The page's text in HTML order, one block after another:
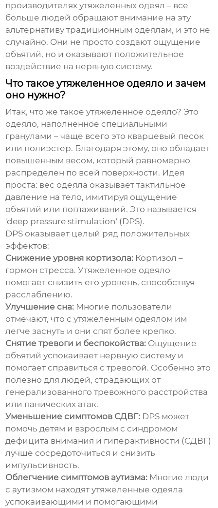
производителях утяжеленных одеял – все
больше людей обращают внимание на эту
альтернативу традиционным одеялам, и это не
случайно. Они не просто создают ощущение
объятий, но и оказывают положительное
воздействие на нервную систему.
Что такое утяжеленное одеяло и зачем
оно нужно?
Итак, что же такоеутяжеленное одеяло? Это
одеяло, наполненное специальными
гранулами – чаще всего это кварцевый песок
или полиэстер. Благодаря этому, оно обладает
повышенным весом, который равномерно
распределен по всей поверхности. Идея
проста: вес одеяла оказывает тактильное
давление на тело, имитируя ощущение
объятий или поглаживаний. Это называется
'deep pressure stimulation' (DPS).
DPS оказывает целый ряд положительных
эффектов:
Снижение уровня кортизола: Кортизол –
гормон стресса. Утяжеленное одеяло
помогает снизить его уровень, способствуя
расслаблению.
Улучшение сна: Многие пользователи
отмечают, что с утяжеленным одеялом им
легче заснуть и они спят более крепко.
Снятие тревоги и беспокойства: Ощущение
объятий успокаивает нервную систему и
помогает справиться с тревогой. Особенно это
полезно для людей, страдающих от
генерализованного тревожного расстройства
или панических атак.
Уменьшение симптомов СДВГ: DPS может
помочь детям и взрослым с синдромом
дефицита внимания и гиперактивности (СДВГ)
лучше сосредоточиться и снизить
импульсивность.
Облегчение симптомов аутизма: Многие люди
с аутизмом находят утяжеленные одеяла
успокаивающими и помогающими